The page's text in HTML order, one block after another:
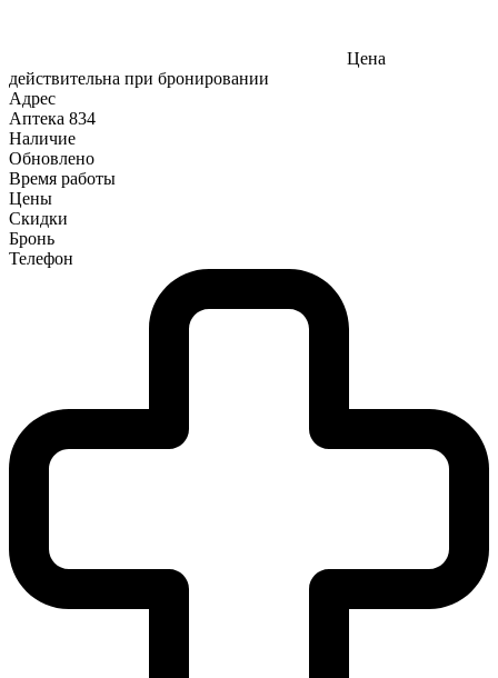
Цена
действительна при бронировании
Адрес
Аптека 834
Наличие
Обновлено
Время работы
Цены
Скидки
Бронь
Телефон